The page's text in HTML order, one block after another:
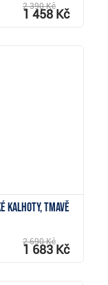
2 390 Kč
1 458 Kč
kalhoty, tmavě
2 690 Kč
1 683 Kč